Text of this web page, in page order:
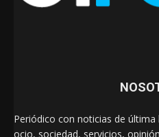
Periódico con noticias de
ocio, sociedad, servicios,